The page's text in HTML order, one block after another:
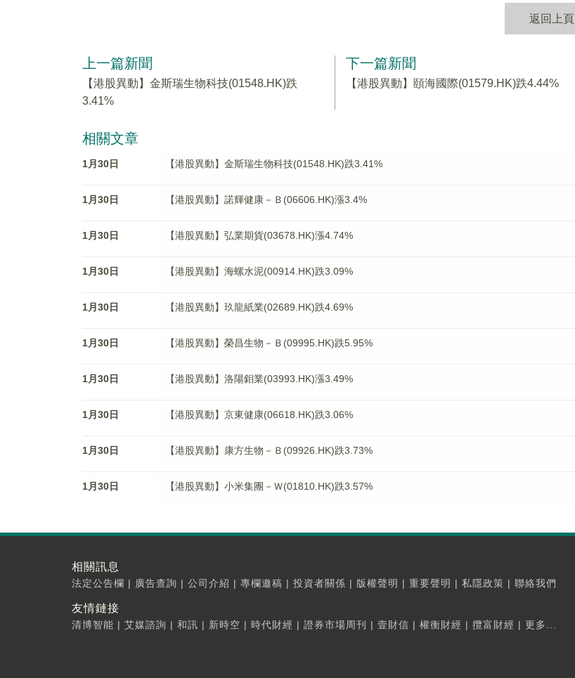
返回上頁
上一篇新聞
【港股異動】金斯瑞生物科技(01548.HK)跌
3.41%
下一篇新聞
【港股異動】頤海國際(01579.HK)跌4.44%
相關文章
1月30日 【港股異動】金斯瑞生物科技(01548.HK)跌3.41%
1月30日 【港股異動】諾輝健康－Ｂ(06606.HK)漲3.4%
1月30日 【港股異動】弘業期貨(03678.HK)漲4.74%
1月30日 【港股異動】海螺水泥(00914.HK)跌3.09%
1月30日 【港股異動】玖龍紙業(02689.HK)跌4.69%
1月30日 【港股異動】榮昌生物－Ｂ(09995.HK)跌5.95%
1月30日 【港股異動】洛陽鉬業(03993.HK)漲3.49%
1月30日 【港股異動】京東健康(06618.HK)跌3.06%
1月30日 【港股異動】康方生物－Ｂ(09926.HK)跌3.73%
1月30日 【港股異動】小米集團－Ｗ(01810.HK)跌3.57%
相關訊息
法定公告欄 | 廣告查詢 | 公司介紹 | 專欄邀稿 | 投資者關係 | 版權聲明 | 重要聲明 | 私隱政策 | 聯絡我們
友情鏈接
清博智能 | 艾媒諮詢 | 和訊 | 新時空 | 時代財經 | 證券市場周刊 | 壹財信 | 權衡財經 | 攬富財經 | 更多...